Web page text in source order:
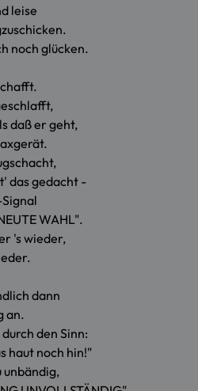
leise
noch glücken.
daß er geht,
das gedacht -
WAHL".
's wieder,
dann
an.
den Sinn:
haut noch hin!"
unbändig,